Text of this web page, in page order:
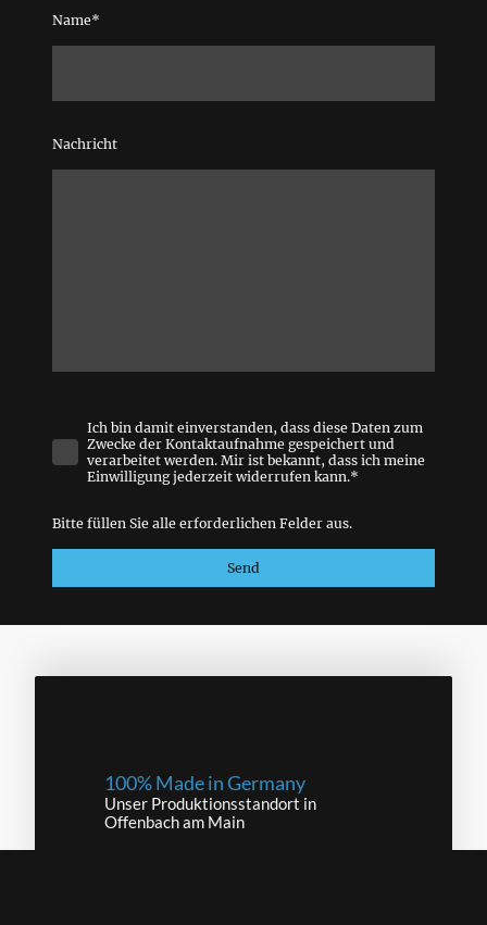
Name*
Nachricht
Ich bin damit einverstanden, dass diese Daten zum
Zwecke der Kontaktaufnahme gespeichert und
verarbeitet werden. Mir ist bekannt, dass ich meine
Einwilligung jederzeit widerrufen kann.*
Bitte füllen Sie alle erforderlichen Felder aus.
Send
100% Made in Germany
Unser Produktionsstandort in
Offenbach am Main